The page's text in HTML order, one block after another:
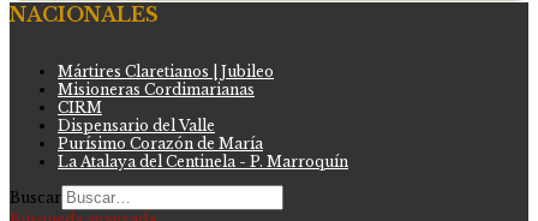
NACIONALES
Mártires Claretianos | Jubileo
Misioneras Cordimarianas
CIRM
Dispensario del Valle
Purísimo Corazón de María
La Atalaya del Centinela - P. Marroquín
Buscar